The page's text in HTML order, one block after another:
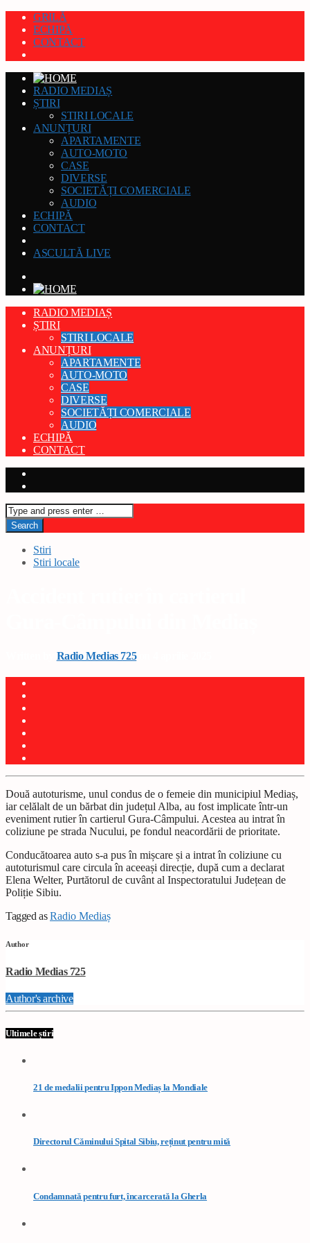
GRILĂ
ECHIPĂ
CONTACT
RADIO MEDIAȘ
ȘTIRI
STIRI LOCALE
ANUNȚURI
APARTAMENTE
AUTO-MOTO
CASE
DIVERSE
SOCIETĂȚI COMERCIALE
AUDIO
ECHIPĂ
CONTACT
ASCULTĂ LIVE
RADIO MEDIAȘ
ȘTIRI
STIRI LOCALE
ANUNȚURI
APARTAMENTE
AUTO-MOTO
CASE
DIVERSE
SOCIETĂȚI COMERCIALE
AUDIO
ECHIPĂ
CONTACT
Stiri
Stiri locale
Radio Medias 725on 4 aprilie 2025
Două autoturisme, unul condus de o femeie din municipiul Mediaș,
iar celălalt de un bărbat din județul Alba, au fost implicate într-un
eveniment rutier în cartierul Gura-Câmpului. Acestea au intrat în
coliziune pe strada Nucului, pe fondul neacordării de prioritate.
Conducătoarea auto s-a pus în mișcare și a intrat în coliziune cu
autoturismul care circula în aceeași direcție, după cum a declarat
Elena Welter, Purtătorul de cuvânt al Inspectoratului Județean de
Poliție Sibiu.
Tagged asRadio Mediaș
Author
Radio Medias 725
Author's archive
Ultimele știri
21 de medalii pentru Ippon Mediaș la Mondiale
Directorul Căminului Spital Sibiu, reținut pentru mită
Condamnată pentru furt, încarcerată la Gherla